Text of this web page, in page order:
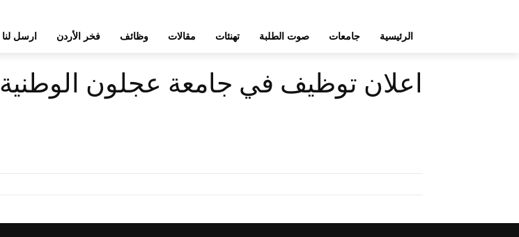
الرئيسية جامعات صوت الطلبة تهنئات مقالات وظائف فخر الأردن ارسل لنا
اعلان توظيف في جامعة عجلون الوطنية